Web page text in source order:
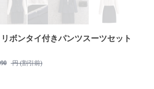
ボンタイ付きパンツスーツセット
円 (割引前)